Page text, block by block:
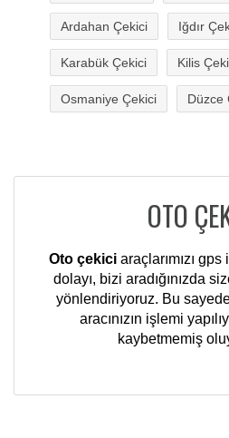
Ardahan Çekici Iğdır
Karabük Çekici Kilis
Osmaniye Çekici Düzce
OTO
Oto çekici araçlarımızı
dolayı, bizi aradığınızda
yönlendiriyoruz. Bu
aracınızın işlemi
kaybetmemiş